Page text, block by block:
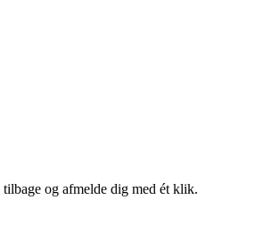
og afmelde dig med ét klik.